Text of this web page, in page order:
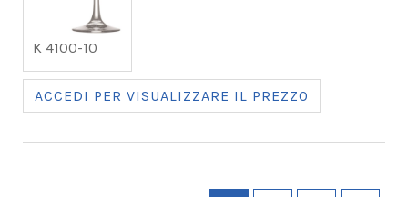
K 4100-10
ACCEDI PER VISUALIZZARE IL PREZZO